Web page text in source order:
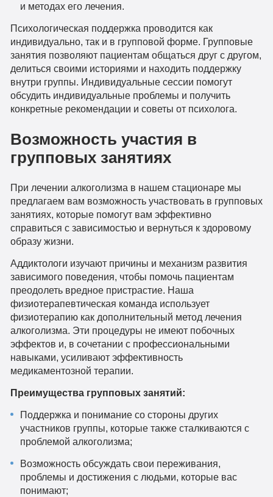
и методах его лечения.
Психологическая поддержка проводится как
индивидуально, так и в групповой форме. Групповые
занятия позволяют пациентам общаться друг с другом,
делиться своими историями и находить поддержку
внутри группы. Индивидуальные сессии помогут
обсудить индивидуальные проблемы и получить
конкретные рекомендации и советы от психолога.
Возможность участия в
групповых занятиях
При лечении алкоголизма в нашем стационаре мы
предлагаем вам возможность участвовать в групповых
занятиях, которые помогут вам эффективно
справиться с зависимостью и вернуться к здоровому
образу жизни.
Аддиктологи изучают причины и механизм развития
зависимого поведения, чтобы помочь пациентам
преодолеть вредное пристрастие. Наша
физиотерапевтическая команда использует
физиотерапию как дополнительный метод лечения
алкоголизма. Эти процедуры не имеют побочных
эффектов и, в сочетании с профессиональными
навыками, усиливают эффективность
медикаментозной терапии.
Преимущества групповых занятий:
Поддержка и понимание со стороны других
участников группы, которые также сталкиваются с
проблемой алкоголизма;
Возможность обсуждать свои переживания,
проблемы и достижения с людьми, которые вас
понимают;